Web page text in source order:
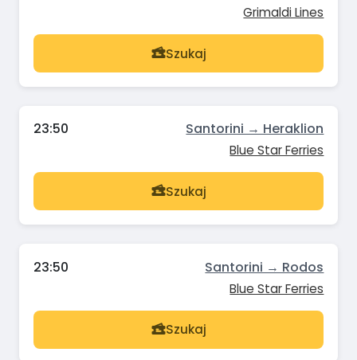
Grimaldi Lines
Szukaj
23:50 Santorini → Heraklion
Blue Star Ferries
Szukaj
23:50 Santorini → Rodos
Blue Star Ferries
Szukaj